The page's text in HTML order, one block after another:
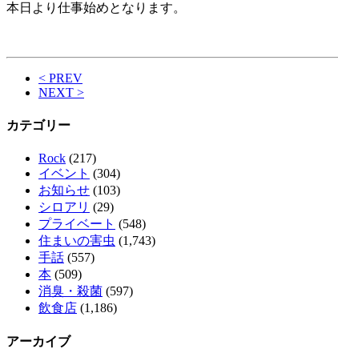
本日より仕事始めとなります。
< PREV
NEXT >
カテゴリー
Rock (217)
イベント (304)
お知らせ (103)
シロアリ (29)
プライベート (548)
住まいの害虫 (1,743)
手話 (557)
本 (509)
消臭・殺菌 (597)
飲食店 (1,186)
アーカイブ